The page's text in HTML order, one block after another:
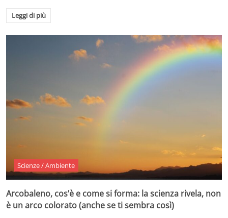
Leggi di più
Scienze / Ambiente
Arcobaleno, cos’è e come si forma: la scienza rivela, non
è un arco colorato (anche se ti sembra così)